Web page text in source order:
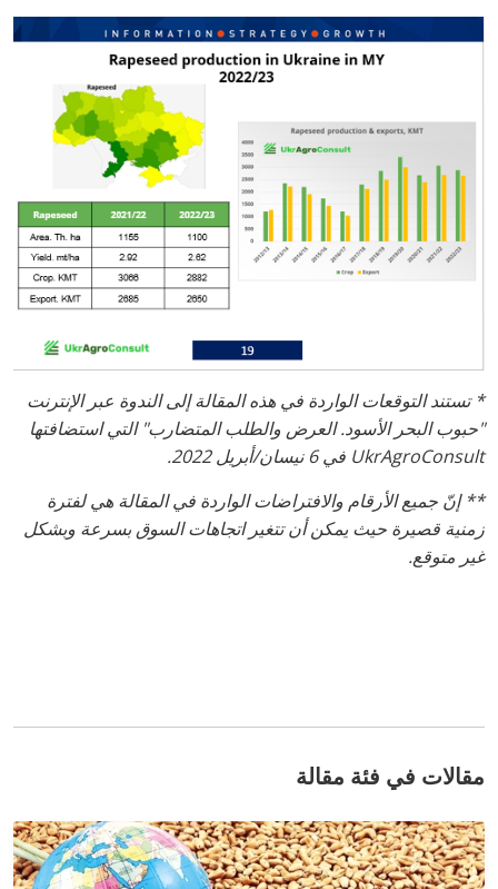
* تستند التوقعات الواردة في هذه المقالة إلى الندوة عبر الإنترنت
"حبوب البحر الأسود. العرض والطلب المتضارب" التي استضافتها
UkrAgroConsult في 6 نيسان/أبريل 2022.
** إنّ جميع الأرقام والافتراضات الواردة في المقالة هي لفترة
زمنية قصيرة حيث يمكن أن تتغير اتجاهات السوق بسرعة وبشكل
غير متوقع.
مقالات في فئة مقالة